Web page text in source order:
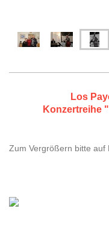
Los
Konzertreihe
Zum Vergrößern bitte auf